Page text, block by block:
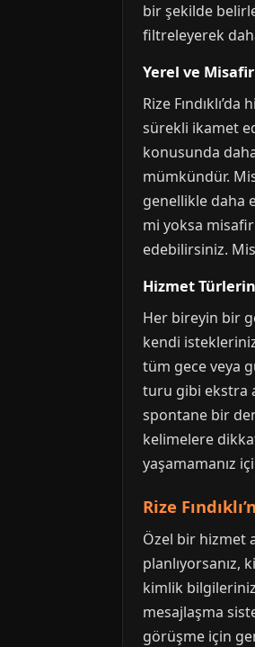
bir şekilde
filtreleyerek
Yerel ve
Rize
sürekli ikamet
konusunda
mümkündür.
genellikle daha
mi yoksa
edebilirsiniz.
Hizmet
Her bireyin bir
kendi
tüm gece veya
turu gibi ekstra
spontane bir
kelimelere
yaşamamanız
Rize
Özel bir hizmet
planlıyorsanız,
kimlik
mesajlaşma
görüşme için